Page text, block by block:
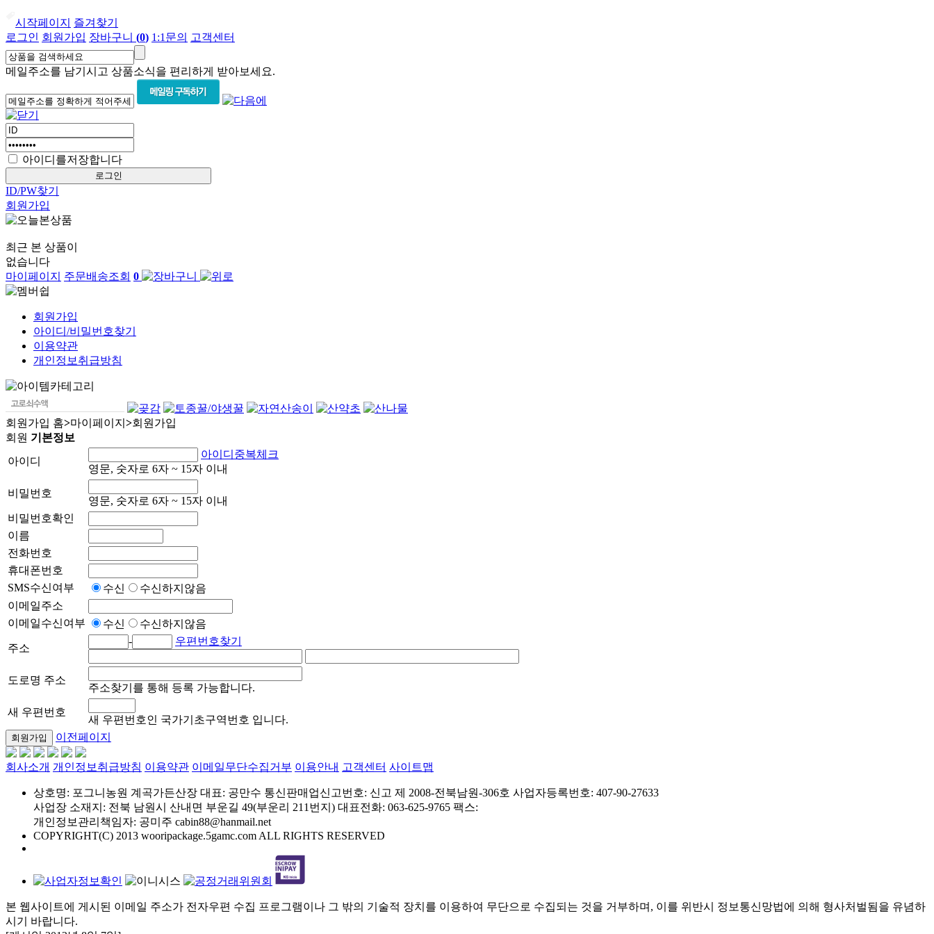
시작페이지
즐겨찾기
로그인 회원가입 장바구니 (0) 1:1문의 고객센터
메일주소를 남기시고 상품소식을 편리하게 받아보세요.
아이디를저장합니다
ID/PW찾기
회원가입
최근 본 상품이
없습니다
마이페이지
주문배송조회 0
회원가입
아이디/비밀번호찾기
이용약관
개인정보취급방침
회원가입 홈>마이페이지 >회원가입
회원 기본정보
아이디
아이디중복체크
영문, 숫자로 6자 ~ 15자 이내
비밀번호
영문, 숫자로 6자 ~ 15자 이내
비밀번호확인
이름
전화번호
휴대폰번호
SMS수신여부
수신
수신하지않음
이메일주소
이메일수신여부
수신 수신하지않음
주소
- 우편번호찾기
도로명 주소
주소찾기를 통해 등록 가능합니다.
새 우편번호
새 우편번호인 국가기초구역번호 입니다.
이전페이지
회사소개 개인정보취급방침 이용약관 이메일무단수집거부 이용안내 고객센터 사이트맵
상호명: 포그니농원 계곡가든산장 대표: 공만수 통신판매업신고번호: 신고 제 2008-전북남원-306호 사업자등록번호: 407-90-27633
사업장 소재지: 전북 남원시 산내면 부운길 49(부운리 211번지) 대표전화: 063-625-9765 팩스:
개인정보관리책임자: 공미주 cabin88@hanmail.net
COPYRIGHT(C) 2013 wooripackage.5gamc.com ALL RIGHTS RESERVED
본 웹사이트에 게시된 이메일 주소가 전자우편 수집 프로그램이나 그 밖의 기술적 장치를 이용하여 무단으로 수집되는 것을 거부하며, 이를 위반시 정보통신망법에 의해 형사처벌됨을 유념하
시기 바랍니다.